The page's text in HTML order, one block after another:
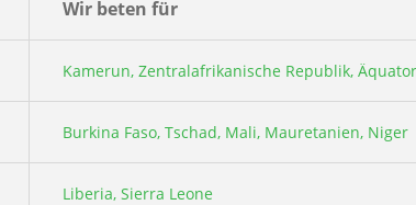
Wir beten für
Kamerun, Zentralafrikanische Republik,
Burkina Faso, Tschad, Mali, Mauretanien, Niger
Liberia, Sierra Leone